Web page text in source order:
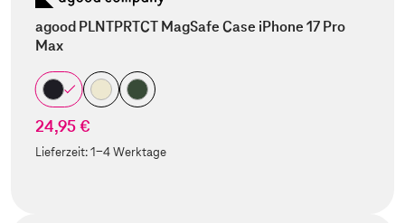
agood PLNTPRTCT MagSafe Case iPhone 17 Pro
Max
24,95 €
Lieferzeit:1-4 Werktage